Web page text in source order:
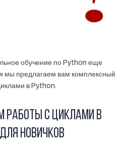
обучение по Python еще
мы предлагаем вам комплексный
в Python.
работы с циклами в
новичков